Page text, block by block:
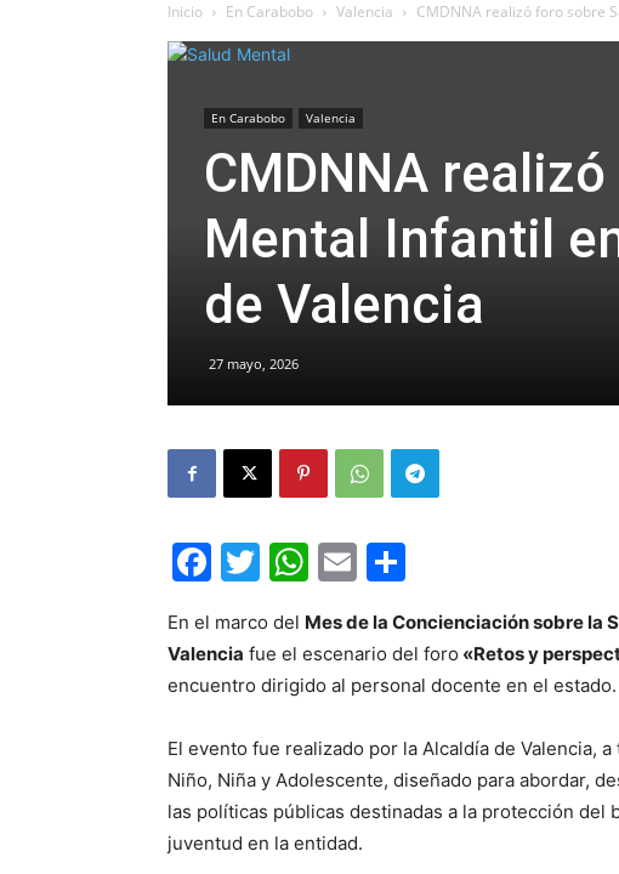
Inicio En Carabobo Valencia CMDNNA realizó foro sobre
En Carabobo Valencia
CMDNNA
Mental Infantil
de Valencia
27 mayo, 2026
Facebook
Twitter
WhatsApp
Email
En el marco del Mes de la Concienciación sobre la
Valencia fue el escenario del foro «Retos y
encuentro dirigido al personal docente en el estado.
El evento fue realizado por la Alcaldía de Valencia,
Niño, Niña y Adolescente, diseñado para abordar,
las políticas públicas destinadas a la protección del
juventud en la entidad.